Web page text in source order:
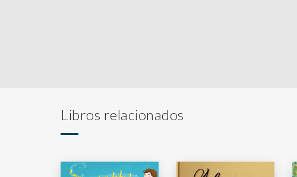
Libros relacionados